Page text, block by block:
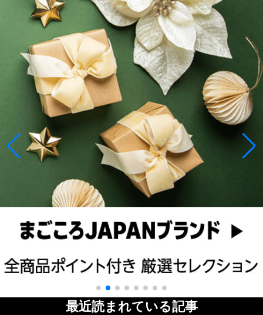
最近読まれている記事